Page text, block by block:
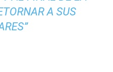
A SUS